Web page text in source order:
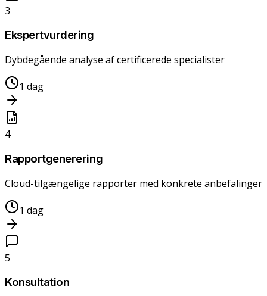
3
Ekspertvurdering
Dybdegående analyse af certificerede specialister
1 dag
4
Rapportgenerering
Cloud-tilgængelige rapporter med konkrete anbefalinger
1 dag
5
Konsultation